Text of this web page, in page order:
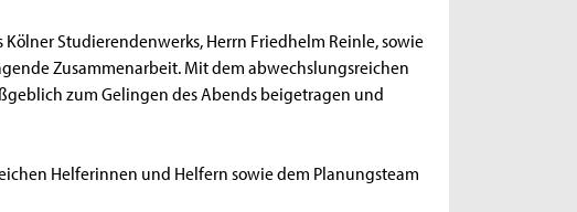
Studierendenwerks, Herrn Friedhelm Reinle, sowie
Zusammenarbeit. Mit dem abwechslungsreichen
zum Gelingen des Abends beigetragen und
Helferinnen und Helfern sowie dem Planungsteam